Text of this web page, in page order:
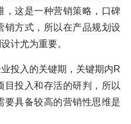
，这是一种营销策略，口碑
销方式，所以在产品规划设
计尤为重要。
投入的关键期，关键期内R
目投入和存活的研判，所以
要具备较高的营销性思维是